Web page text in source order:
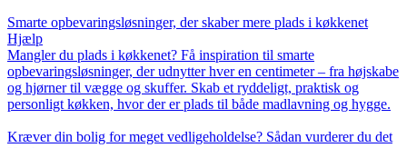
Smarte opbevaringsløsninger, der skaber mere plads i køkkenet
Hjælp
Mangler du plads i køkkenet? Få inspiration til smarte
opbevaringsløsninger, der udnytter hver en centimeter – fra højskabe
og hjørner til vægge og skuffer. Skab et ryddeligt, praktisk og
personligt køkken, hvor der er plads til både madlavning og hygge.
Kræver din bolig for meget vedligeholdelse? Sådan vurderer du det